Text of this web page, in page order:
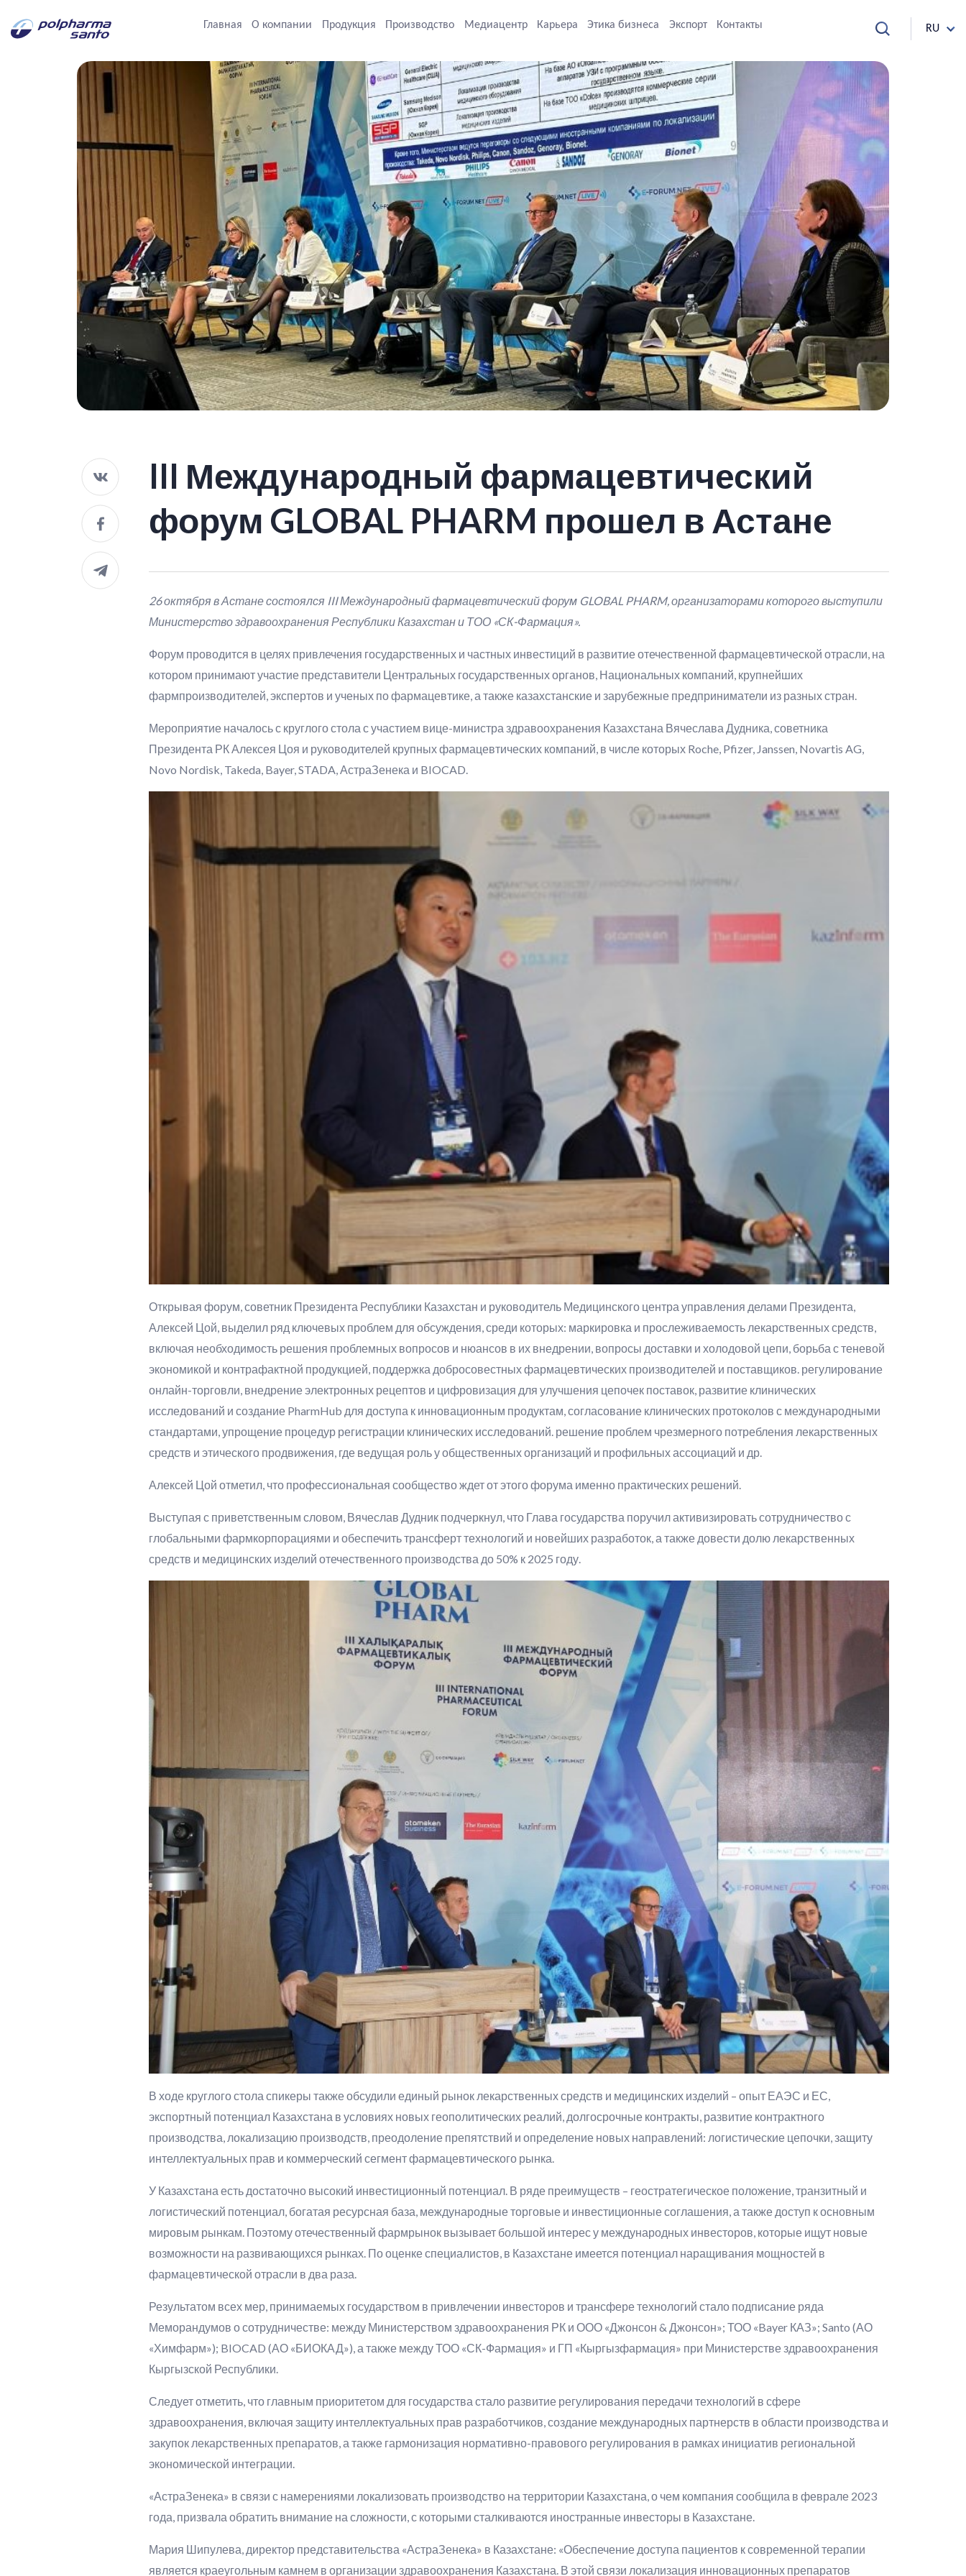
Главная О компании Продукция Производство Медиацентр Карьера Этика бизнеса Экспорт Контакты RU
III Международный фармацевтический
форум GLOBAL PHARM прошел в Астане
26 октября в Астане состоялся III Международный фармацевтический форум GLOBAL PHARM, организаторами которого выступили
Министерство здравоохранения Республики Казахстан и ТОО «СК-Фармация».
Форум проводится в целях привлечения государственных и частных инвестиций в развитие отечественной фармацевтической отрасли, на
котором принимают участие представители Центральных государственных органов, Национальных компаний, крупнейших
фармпроизводителей, экспертов и ученых по фармацевтике, а также казахстанские и зарубежные предприниматели из разных стран.
Мероприятие началось с круглого стола с участием вице-министра здравоохранения Казахстана Вячеслава Дудника, советника
Президента РК Алексея Цоя и руководителей крупных фармацевтических компаний, в числе которых Roche, Pfizer, Janssen, Novartis AG,
Novo Nordisk, Takeda, Bayer, STADA, АстраЗенека и BIOCAD.
Открывая форум, советник Президента Республики Казахстан и руководитель Медицинского центра управления делами Президента,
Алексей Цой, выделил ряд ключевых проблем для обсуждения, среди которых: маркировка и прослеживаемость лекарственных средств,
включая необходимость решения проблемных вопросов и нюансов в их внедрении, вопросы доставки и холодовой цепи, борьба с теневой
экономикой и контрафактной продукцией, поддержка добросовестных фармацевтических производителей и поставщиков. регулирование
онлайн-торговли, внедрение электронных рецептов и цифровизация для улучшения цепочек поставок, развитие клинических
исследований и создание PharmHub для доступа к инновационным продуктам, согласование клинических протоколов с международными
стандартами, упрощение процедур регистрации клинических исследований. решение проблем чрезмерного потребления лекарственных
средств и этического продвижения, где ведущая роль у общественных организаций и профильных ассоциаций и др.
Алексей Цой отметил, что профессиональная сообщество ждет от этого форума именно практических решений.
Выступая с приветственным словом, Вячеслав Дудник подчеркнул, что Глава государства поручил активизировать сотрудничество с
глобальными фармкорпорациями и обеспечить трансферт технологий и новейших разработок, а также довести долю лекарственных
средств и медицинских изделий отечественного производства до 50% к 2025 году.
В ходе круглого стола спикеры также обсудили единый рынок лекарственных средств и медицинских изделий – опыт ЕАЭС и ЕС,
экспортный потенциал Казахстана в условиях новых геополитических реалий, долгосрочные контракты, развитие контрактного
производства, локализацию производств, преодоление препятствий и определение новых направлений: логистические цепочки, защиту
интеллектуальных прав и коммерческий сегмент фармацевтического рынка.
У Казахстана есть достаточно высокий инвестиционный потенциал. В ряде преимуществ – геостратегическое положение, транзитный и
логистический потенциал, богатая ресурсная база, международные торговые и инвестиционные соглашения, а также доступ к основным
мировым рынкам. Поэтому отечественный фармрынок вызывает большой интерес у международных инвесторов, которые ищут новые
возможности на развивающихся рынках. По оценке специалистов, в Казахстане имеется потенциал наращивания мощностей в
фармацевтической отрасли в два раза.
Результатом всех мер, принимаемых государством в привлечении инвесторов и трансфере технологий стало подписание ряда
Меморандумов о сотрудничестве: между Министерством здравоохранения РК и ООО «Джонсон & Джонсон»; ТОО «Bayer КАЗ»; Santo (АО
«Химфарм»); BIOCAD (АО «БИОКАД»), а также между ТОО «СК-Фармация» и ГП «Кыргызфармация» при Министерстве здравоохранения
Кыргызской Республики.
Следует отметить, что главным приоритетом для государства стало развитие регулирования передачи технологий в сфере
здравоохранения, включая защиту интеллектуальных прав разработчиков, создание международных партнерств в области производства и
закупок лекарственных препаратов, а также гармонизация нормативно-правового регулирования в рамках инициатив региональной
экономической интеграции.
«АстраЗенека» в связи с намерениями локализовать производство на территории Казахстана, о чем компания сообщила в феврале 2023
года, призвала обратить внимание на сложности, с которыми сталкиваются иностранные инвесторы в Казахстане.
Мария Шипулева, директор представительства «АстраЗенека» в Казахстане: «Обеспечение доступа пациентов к современной терапии
является краеугольным камнем в организации здравоохранения Казахстана. В этой связи локализация инновационных препаратов